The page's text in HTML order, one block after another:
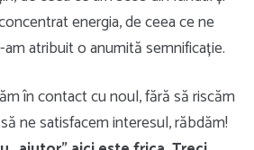
energia, de ceea ce ne
atribuit o anumită semnificație.
în contact cu noul, fără să riscăm
ne satisfacem interesul, răbdăm!